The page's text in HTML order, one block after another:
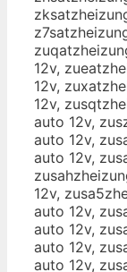
12v,
12v,
12v,
auto 12v,
auto 12v,
auto 12v,
12v,
auto 12v,
auto 12v,
auto 12v,
auto 12v,